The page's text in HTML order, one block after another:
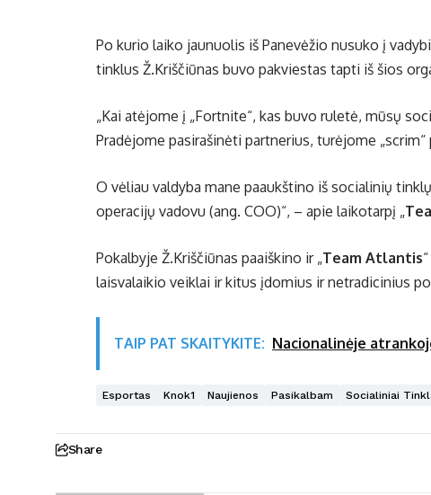
Po kurio laiko jaunuolis iš Panevėžio nusuko į
tinklus Ž.Kriščiūnas buvo pakviestas tapti iš šios
„Kai atėjome į „Fortnite“, kas buvo ruletė, mūsų
Pradėjome pasirašinėti partnerius, turėjome
O vėliau valdyba mane paaukštino iš socialinių
operacijų vadovu (ang. COO)“, – apie laikotarpį „
Pokalbyje Ž.Kriščiūnas paaiškino ir „Team Atlantis
laisvalaikio veiklai ir kitus įdomius ir netradicinius
TAIP PAT SKAITYKITE: Nacionalinėje
Esportas Knok1 Naujienos Pasikalbam Socialiniai
Share